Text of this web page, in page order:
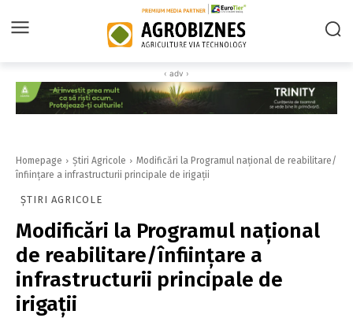
‹ adv ›
Homepage Știri Agricole
Modificări la Programul naţional de reabilitare/
înființare a infrastructurii principale de irigaţii
ȘTIRI AGRICOLE
Modificări la Programul naţional
de reabilitare/înființare a
infrastructurii principale de
irigaţii